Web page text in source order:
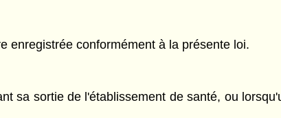
enregistrée conformément à la présente loi.
sa sortie de l'établissement de santé, ou